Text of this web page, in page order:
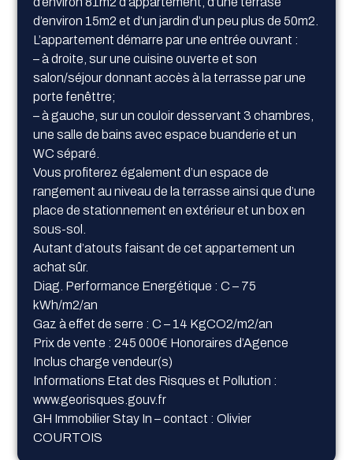
d’environ 15m2 et d’un jardin d’un peu plus de 50m2.
L’appartement démarre par une entrée ouvrant :
– à droite, sur une cuisine ouverte et son
salon/séjour donnant accès à la terrasse par une
porte fenêttre;
– à gauche, sur un couloir desservant 3 chambres,
une salle de bains avec espace buanderie et un
WC séparé.
Vous profiterez également d’un espace de
rangement au niveau de la terrasse ainsi que d’une
place de stationnement en extérieur et un box en
sous-sol.
Autant d’atouts faisant de cet appartement un
achat sûr.
Diag. Performance Energétique : C – 75
kWh/m2/an
Gaz à effet de serre : C – 14 KgCO2/m2/an
Prix de vente : 245 000€ Honoraires d’Agence
Inclus charge vendeur(s)
Informations Etat des Risques et Pollution :
www.georisques.gouv.fr
GH Immobilier Stay In – contact : Olivier
COURTOIS